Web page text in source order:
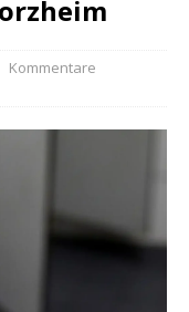
Kommentare